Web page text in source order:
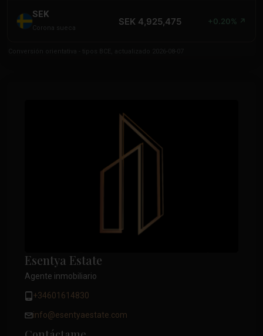
SEK
Corona sueca
SEK 4,925,475 +0.20% ↗
Esentya Estate
Agente inmobiliario
+34601614830
info@esentyaestate.com